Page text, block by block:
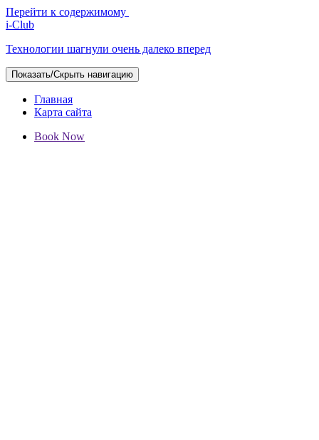
Перейти к содержимому
i-Club
Технологии шагнули очень далеко вперед
Показать/Скрыть навигацию
Главная
Карта сайта
Book Now